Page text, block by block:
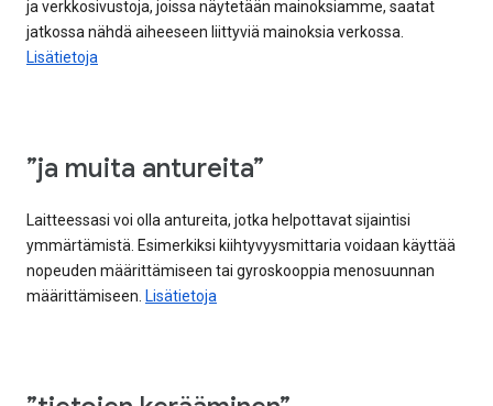
ja verkkosivustoja, joissa näytetään mainoksiamme, saatat
jatkossa nähdä aiheeseen liittyviä mainoksia verkossa.
Lisätietoja
”ja muita antureita”
Laitteessasi voi olla antureita, jotka helpottavat sijaintisi
ymmärtämistä. Esimerkiksi kiihtyvyysmittaria voidaan käyttää
nopeuden määrittämiseen tai gyroskooppia menosuunnan
määrittämiseen. Lisätietoja